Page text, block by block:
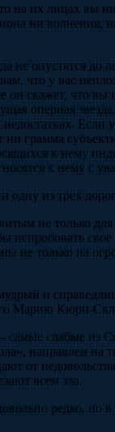
их лицах вы
ни волнения,
опустятся до
что у вас
он скажет, что
оперная
Если
грамма
к нему
к нему с
одну из трех
не только
испробовать
не только на
и
Марию Кюри-
слабые из
направлен на
от
всем зла.
редко,